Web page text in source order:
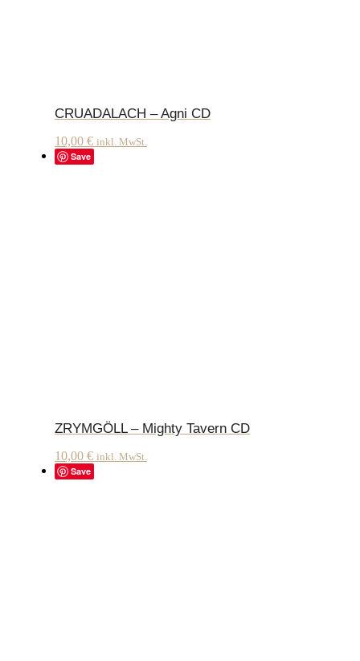
CRUADALACH – Agni CD
10,00 € inkl. MwSt.
Save
ZRYMGÖLL – Mighty Tavern CD
10,00 € inkl. MwSt.
Save